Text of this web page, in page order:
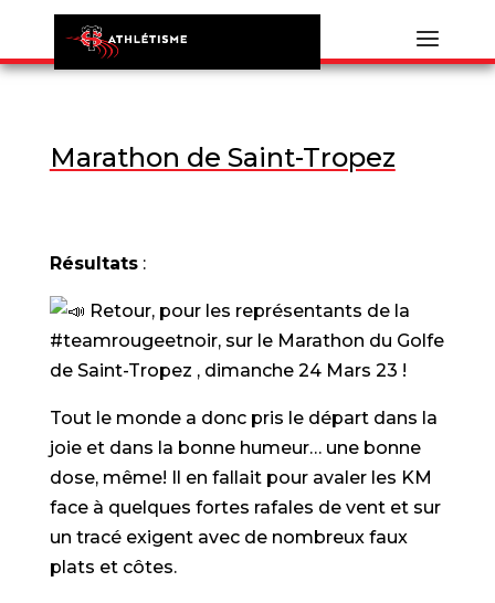
Marathon de Saint-Tropez
Résultats:
Retour, pour les représentants de la
#teamrougeetnoir, sur le Marathon du Golfe
de Saint-Tropez , dimanche 24 Mars 23 !
Tout le monde a donc pris le départ dans la
joie et dans la bonne humeur… une bonne
dose, même! Il en fallait pour avaler les KM
face à quelques fortes rafales de vent et sur
un tracé exigent avec de nombreux faux
plats et côtes.